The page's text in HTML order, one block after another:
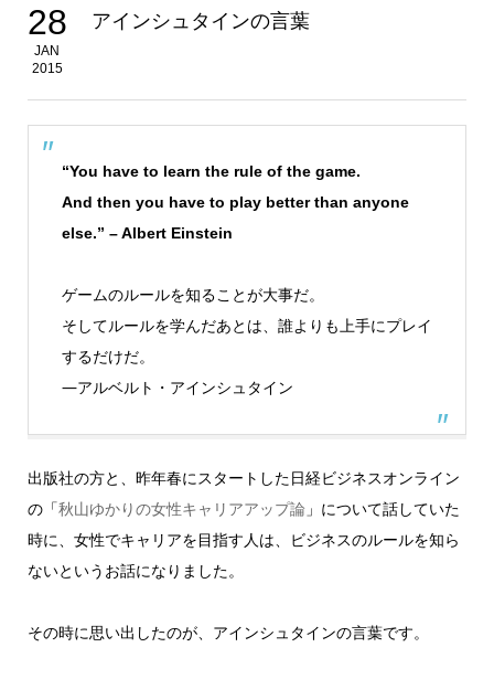
28
JAN
2015
アインシュタインの言葉
“You have to learn the rule of the game.
And then you have to play better than anyone
else.” – Albert Einstein
ゲームのルールを知ることが大事だ。
そしてルールを学んだあとは、誰よりも上手にプレイ
するだけだ。
―アルベルト・アインシュタイン
出版社の方と、昨年春にスタートした日経ビジネスオンライン
の「秋山ゆかりの女性キャリアアップ論」について話していた
時に、女性でキャリアを目指す人は、ビジネスのルールを知ら
ないというお話になりました。
その時に思い出したのが、アインシュタインの言葉です。